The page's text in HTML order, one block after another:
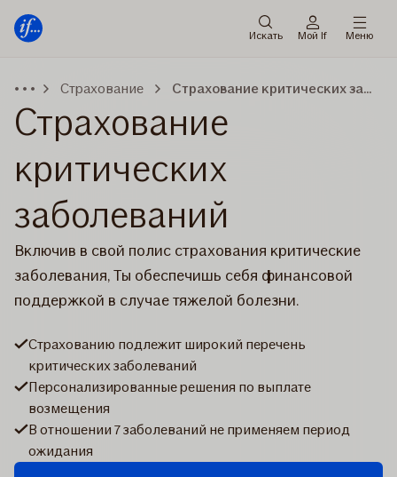
Искать Мой If Меню
Страхование Страхование критических заболеваний
Страхование
критических
заболеваний
Включив в свой полис страхования критические
заболевания, Ты обеспечишь себя финансовой
поддержкой в случае тяжелой болезни.
Страхованию подлежит широкий перечень
критических заболеваний
Персонализированные решения по выплате
возмещения
В отношении 7 заболеваний не применяем период
ожидания